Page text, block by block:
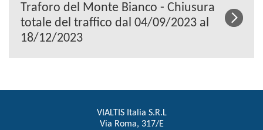
Traforo del Monte Bianco - Chiusura
totale del traffico dal 04/09/2023 al
18/12/2023
VIALTIS Italia S.R.L
Via Roma, 317/E